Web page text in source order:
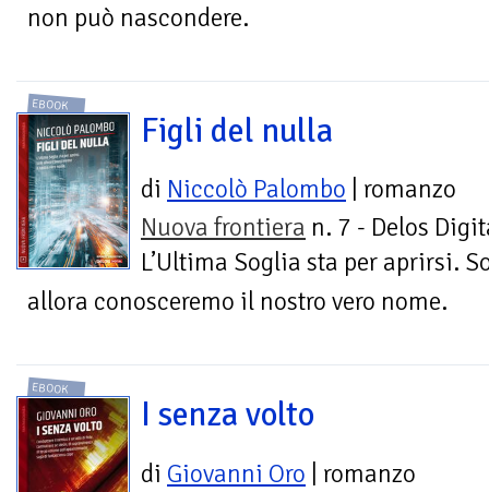
non può nascondere.
EBOOK
Figli del nulla
di Niccolò Palombo | romanzo
Nuova frontiera n. 7 - Delos
L’Ultima Soglia sta per aprirsi.
allora conosceremo il nostro vero nome.
EBOOK
I senza volto
di Giovanni Oro | romanzo